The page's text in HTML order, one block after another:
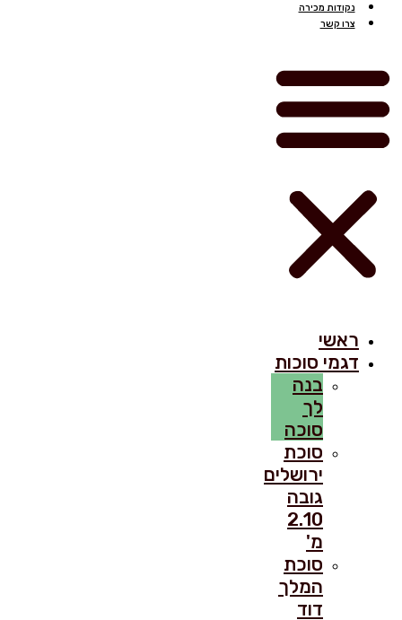
נקודות מכירה
צרו קשר
ראשי
דגמי סוכות
בנה
לך
סוכה
סוכת
ירושלים
גובה
2.10
מ'
סוכת
המלך
דוד